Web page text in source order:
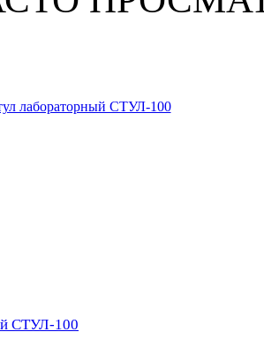
СТУЛ-100